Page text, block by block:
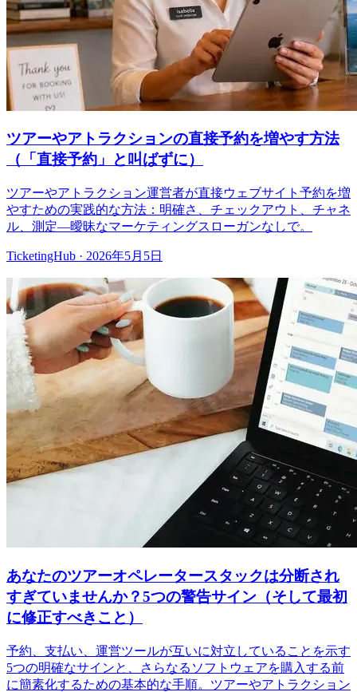
ツアーやアトラクションの直接予約を増やす方法
（「直接予約」と叫ばずに）
ツアーやアトラクション運営者が直接ウェブサイト予約を増
やすための実践的な方法：明確さ、チェックアウト、チャネ
ル、測定—曖昧なマーケティングスローガンなしで。
TicketingHub · 2026年5月5日
あなたのツアーオペレータースタックは分断され
すぎていませんか？5つの警告サイン（そして最初
に修正すべきこと）
予約、支払い、運営ツールが互いに対立していることを示す
5つの明確なサインと、さらなるソフトウェアを購入する前
に簡素化するための基本的な手順。ツアーやアトラクション